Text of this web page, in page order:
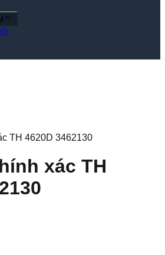
TH 4620D 3462130
xác TH